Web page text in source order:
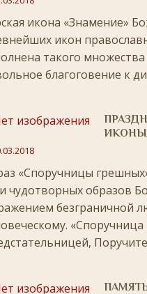
] Светлое Христово
] Значение и важность
] Неделя двадцать шестая
] Воскресенье, 30 ноября
Неделя двадцать третья
] Празднование в честь
] Неделя двадцатая по
]
День памяти апостола
икона «Знамение»
икон
такого
благоговение к
ИКОНЫ
«Споручницы
чудотворных образов
безграничной